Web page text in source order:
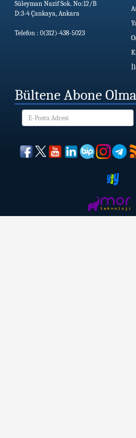
Süleyman Nazif Sok. No:12/B
D:3-4 Çankaya, Ankara
Telefon : 0(312)-438-5023
Bültene Abone